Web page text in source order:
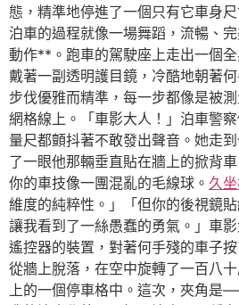
態，精準地停進了一個只有它車身
泊車的過程就像一場舞蹈，流暢、
動作**。跑車的駕駛座上走出一個
戴著一副透明護目鏡，冷酷地朝著
步伐優雅而精準，每一步都像是被
網格線上。「車影大人！」泊車警
量尺都顫抖著不敢發出聲音。她走
了一眼他那輛垂直貼在牆上的掀背
你的車技像一團混亂的毛線球。 久
維度的純粹性。」「但你的後視鏡
讓我看到了一絲愚蠢的勇氣。」車
遙控器的裝置，對著何手殘的車子
從牆上脫落，在空中旋轉了一百八
上的一個停車格中。這次，夾角